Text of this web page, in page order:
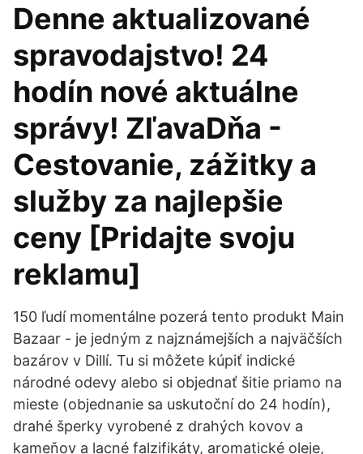
Denne aktualizované
spravodajstvo! 24
hodín nové aktuálne
správy! ZľavaDňa -
Cestovanie, zážitky a
služby za najlepšie
ceny [Pridajte svoju
reklamu]
150 ľudí momentálne pozerá tento produkt Main
Bazaar - je jedným z najznámejších a najväčších
bazárov v Dillí. Tu si môžete kúpiť indické
národné odevy alebo si objednať šitie priamo na
mieste (objednanie sa uskutoční do 24 hodín),
drahé šperky vyrobené z drahých kovov a
kameňov a lacné falzifikáty, aromatické oleje,